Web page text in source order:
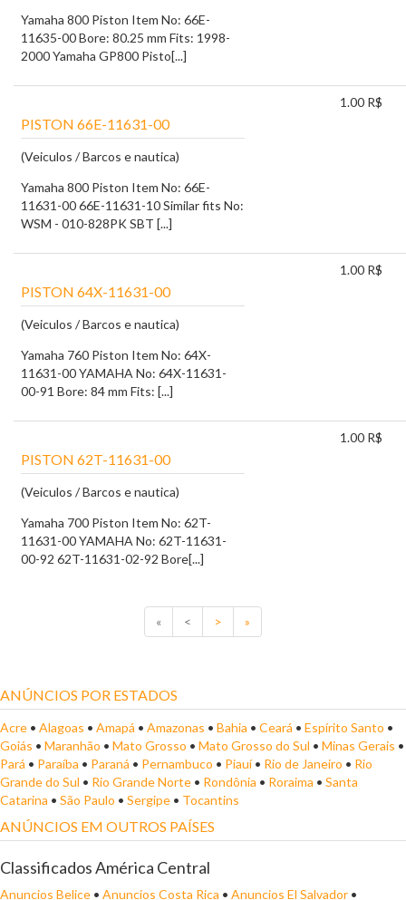
Yamaha 800 Piston Item No: 66E-
11635-00 Bore: 80.25 mm Fits: 1998-
2000 Yamaha GP800 Pisto[...]
PISTON 66E-11631-00
(Veiculos / Barcos e nautica)
Yamaha 800 Piston Item No: 66E-
11631-00 66E-11631-10 Similar fits No:
WSM - 010-828PK SBT [...]
1.00 R$
PISTON 64X-11631-00
(Veiculos / Barcos e nautica)
Yamaha 760 Piston Item No: 64X-
11631-00 YAMAHA No: 64X-11631-
00-91 Bore: 84 mm Fits: [...]
1.00 R$
PISTON 62T-11631-00
(Veiculos / Barcos e nautica)
Yamaha 700 Piston Item No: 62T-
11631-00 YAMAHA No: 62T-11631-
00-92 62T-11631-02-92 Bore[...]
1.00 R$
« < > »
ANÚNCIOS POR ESTADOS
Acre • Alagoas • Amapá • Amazonas • Bahia • Ceará • Espírito Santo •
Goiás • Maranhão • Mato Grosso • Mato Grosso do Sul • Minas Gerais •
Pará • Paraíba • Paraná • Pernambuco • Piauí• Rio de Janeiro • Rio
Grande do Sul • Rio Grande Norte • Rondônia • Roraima • Santa
Catarina • São Paulo • Sergipe • Tocantins
ANÚNCIOS EM OUTROS PAÍSES
Classificados América Central
Anuncios Belice • Anuncios Costa Rica • Anuncios El Salvador •